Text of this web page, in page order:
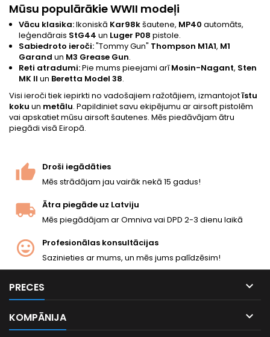
Mūsu populārākie WWII modeļi
Vācu klasika:Ikoniskā Kar98kšautene, MP40 automāts,
leģendārais StG44 un Luger P08 pistole.
Sabiedroto ieroči:"Tommy Gun" Thompson M1A1, M1
Garand un M3 Grease Gun.
Reti atradumi:Pie mums pieejami arīMosin-Nagant, Sten
MK II un Beretta Model 38.
Visi ieroči tiek iepirkti no vadošajiem ražotājiem, izmantojotīstu
koku un metālu. Papildiniet savu ekipējumu arairsoft pistolēm
vai apskatiet mūsu airsoft šautenes. Mēs piedāvājam ātru
piegādi visā Eiropā.
Droši iegādāties
Mēs strādājam jau vairāk nekā 15 gadus!
Ātra piegāde uz Latviju
Mēs piegādājam ar Omniva vai DPD 2-3 dienu laikā
Profesionālas konsultācijas
Sazinieties ar mums, un mēs jums palīdzēsim!
PRECES 
KOMPĀNIJA 